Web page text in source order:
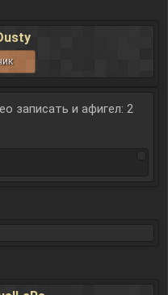
записать и афигел: 2